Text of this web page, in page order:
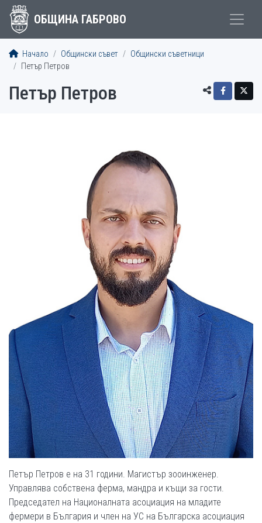
ОБЩИНА ГАБРОВО
Начало Общински съвет
Общински съветници
Петър Петров
Петър Петров
Петър Петров е на 31 години. Магистър зооинженер.
Управлява собствена ферма, мандра и къщи за гости.
Председател на Националната асоциация на младите
фермери в България и член на УС на Българска асоциация